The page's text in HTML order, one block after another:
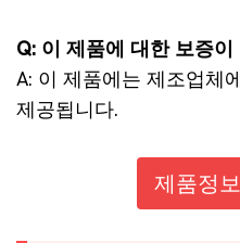
Q: 이 제품에 대한 보증이
A: 이 제품에는 제조업체
제공됩니다.
제품정